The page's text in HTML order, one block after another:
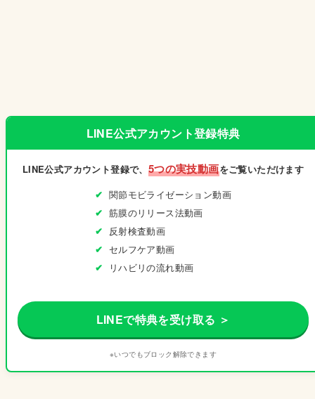
LINE公式アカウント登録特典
LINE公式アカウント登録で、 5つの実技動画をご覧いただけます
関節モビライゼーション動画
筋膜のリリース法動画
反射検査動画
セルフケア動画
リハビリの流れ動画
LINEで特典を受け取る ＞
※いつでもブロック解除できます